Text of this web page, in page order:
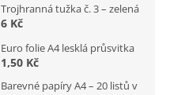
Trojhranná tužka č. 3 – zelená
6 Kč
Euro folie A4 lesklá průsvitka
1,50 Kč
Barevné papíry A4 – 20 listů v